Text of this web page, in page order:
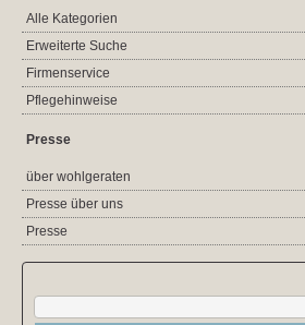
Alle Kategorien
Erweiterte Suche
Firmenservice
Pflegehinweise
Presse
über wohlgeraten
Presse über uns
Presse